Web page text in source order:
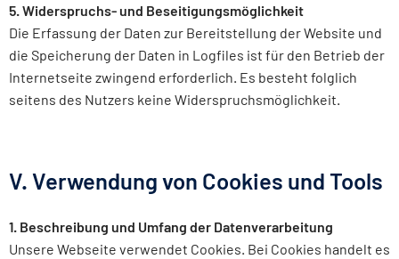
5. Widerspruchs- und Beseitigungsmöglichkeit
Die Erfassung der Daten zur Bereitstellung der Website und
die Speicherung der Daten in Logfiles ist für den Betrieb der
Internetseite zwingend erforderlich. Es besteht folglich
seitens des Nutzers keine Widerspruchsmöglichkeit.
V. Verwendung von Cookies und Tools
1. Beschreibung und Umfang der Datenverarbeitung
Unsere Webseite verwendet Cookies. Bei Cookies handelt es